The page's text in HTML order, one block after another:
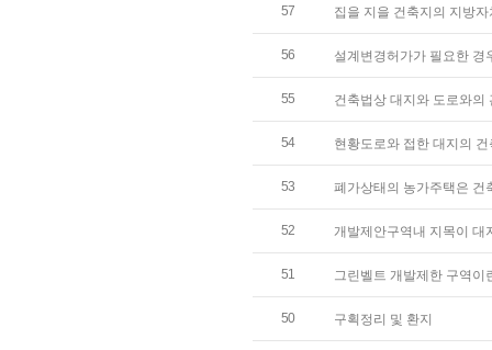
57 집을 지을 건축지의 지방
56 설계변경허가가 필요한 경
55 건축법상 대지와 도로와의
54 현황도로와 접한 대지의
53 폐가상태의 농가주택은 건
52 개발제안구역내 지목이 대
51 그린벨트 개발제한 구역이
50 구획정리 및 환지